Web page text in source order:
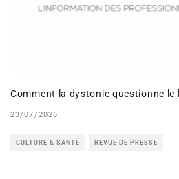
Comment la dystonie questionne le
23/07/2026
CULTURE & SANTÉ REVUE DE PRESSE